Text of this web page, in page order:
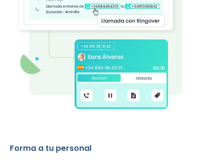
Forma a tu personal